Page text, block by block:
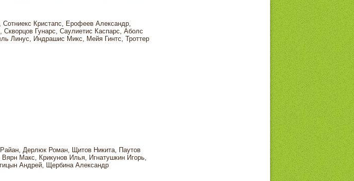
Кристапс, Ерофеев Александр,
Гунарс, Саулиетис Каспарс, Аболс
Линус, Индрашис Микс, Мейя Гинтс, Троттер
Дерлюк Роман, Щитов Никита, Паутов
Макс, Крикунов Илья, Игнатушкин Игорь,
Андрей, Щербина Александр